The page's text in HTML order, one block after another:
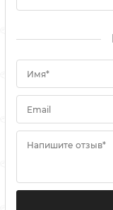
Имя*
Email
Напишите отзыв*